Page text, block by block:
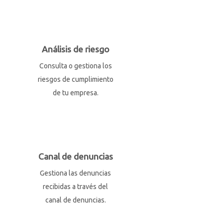
Análisis de riesgo
Consulta o gestiona los
riesgos de cumplimiento
de tu empresa.
Canal de denuncias
Gestiona las denuncias
recibidas a través del
canal de denuncias.